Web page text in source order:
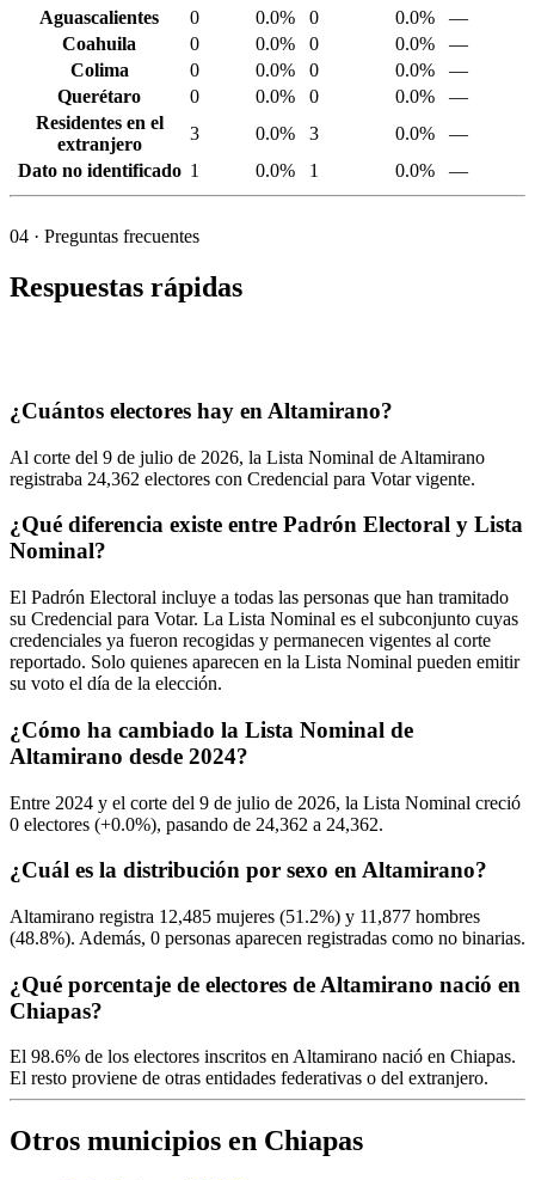
Aguascalientes
0 0.0% 0 0.0%
—
Coahuila
0 0.0% 0 0.0%
—
Colima
0 0.0% 0 0.0%
—
Querétaro
0 0.0% 0 0.0%
—
Residentes en el
extranjero
3 0.0% 3 0.0%
—
Dato no identificado 1 0.0% 1 0.0% —
04 · Preguntas frecuentes
Respuestas rápidas
¿Cuántos electores hay en Altamirano?
Al corte del 9 de julio de 2026, la Lista Nominal de Altamirano
registraba 24,362 electores con Credencial para Votar vigente.
¿Qué diferencia existe entre Padrón Electoral y Lista
Nominal?
El Padrón Electoral incluye a todas las personas que han tramitado
su Credencial para Votar. La Lista Nominal es el subconjunto cuyas
credenciales ya fueron recogidas y permanecen vigentes al corte
reportado. Solo quienes aparecen en la Lista Nominal pueden emitir
su voto el día de la elección.
¿Cómo ha cambiado la Lista Nominal de
Altamirano desde 2024?
Entre 2024 y el corte del 9 de julio de 2026, la Lista Nominal creció
0 electores (+0.0%), pasando de 24,362 a 24,362.
¿Cuál es la distribución por sexo en Altamirano?
Altamirano registra 12,485 mujeres (51.2%) y 11,877 hombres
(48.8%). Además, 0 personas aparecen registradas como no binarias.
¿Qué porcentaje de electores de Altamirano nació en
Chiapas?
El 98.6% de los electores inscritos en Altamirano nació en Chiapas.
El resto proviene de otras entidades federativas o del extranjero.
Otros municipios en Chiapas